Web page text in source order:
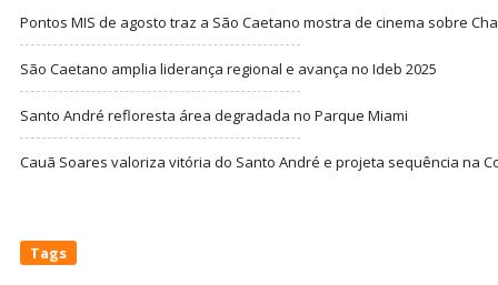
Pontos MIS de agosto traz a São Caetano mostra de cinema sobre
São Caetano amplia liderança regional e avança no Ideb 2025
Santo André refloresta área degradada no Parque Miami
Cauã Soares valoriza vitória do Santo André e projeta sequência na
Tags